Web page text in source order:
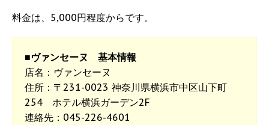
料金は、5,000円程度からです。
■ヴァンセーヌ 基本情報
店名：ヴァンセーヌ
住所：〒231-0023 神奈川県横浜市中区山下町
254 ホテル横浜ガーデン2F
連絡先：045-226-4601